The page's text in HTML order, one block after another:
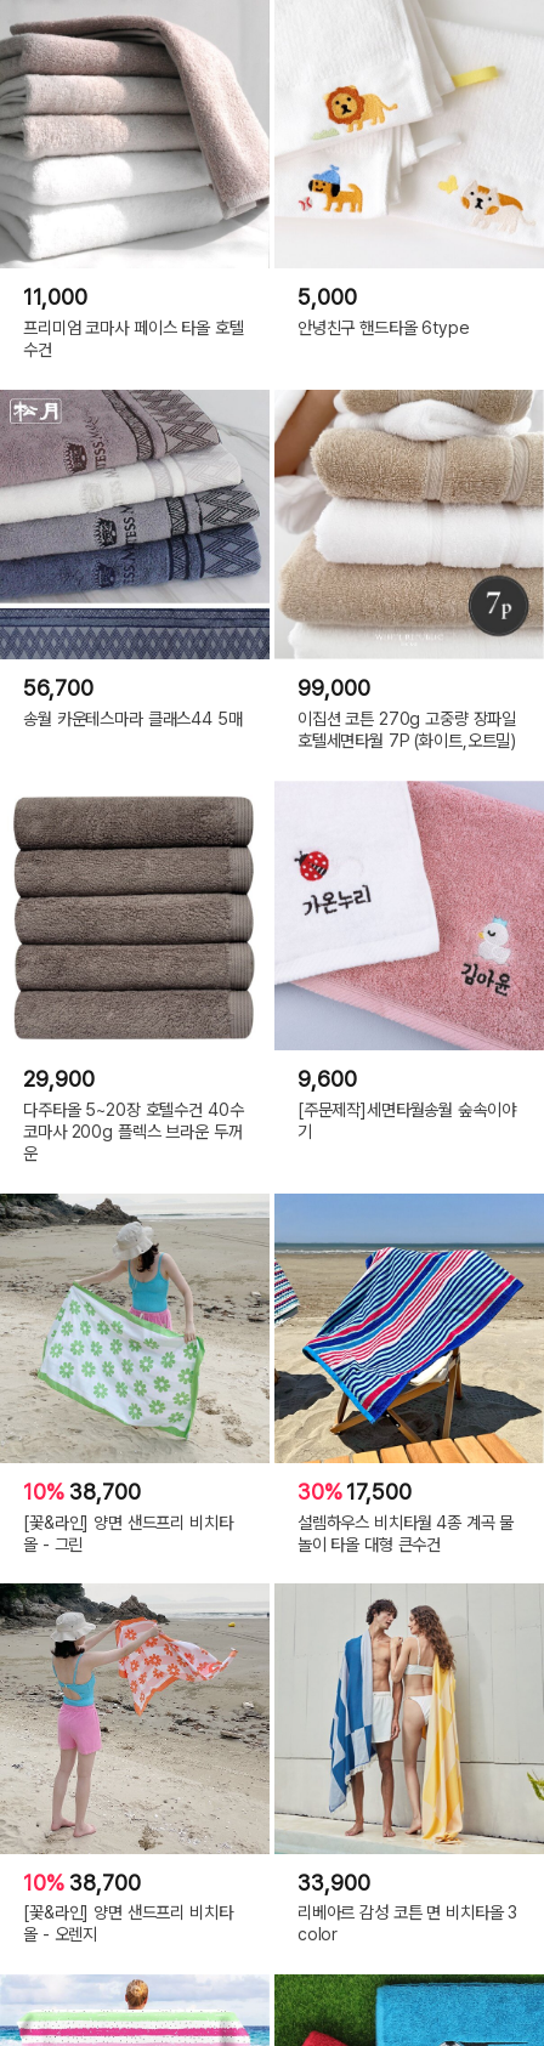
11,000
프리미엄 코마사 페이스 타올 호텔
수건
5,000
안녕친구 핸드타올 6type
56,700
송월 카운테스마라 클래스44 5매
99,000
이집션 코튼 270g 고중량 장파일
호텔세면타월 7P (화이트,오트밀)
29,900
다주타올 5~20장 호텔수건 40수
코마사 200g 플렉스 브라운 두꺼
운
9,600
[주문제작]세면타월송월 숲속이야
기
10% 38,700
[꽃&라인] 양면 샌드프리 비치타
올 - 그린
30%17,500
설렘하우스 비치타월 4종 계곡 물
놀이 타올 대형 큰수건
10% 38,700
[꽃&라인] 양면 샌드프리 비치타
올 - 오렌지
33,900
리베아르 감성 코튼 면 비치타올 3
color